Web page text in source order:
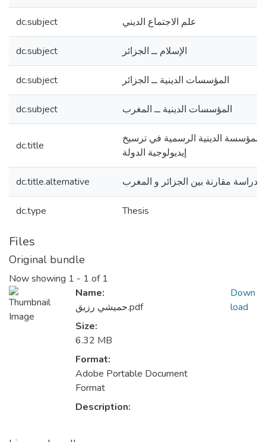
dc.subject علم الاجتماع الديني
dc.subject الإسلام ــ الجزائر
dc.subject المؤسسات الدينية ــ الجزائر
dc.subject المؤسسات الدينية ــ المغرب
dc.title
المؤسسة الدينية الرسمية في ترسيخ
إيديولوجية الدولة
dc.title.alternative دراسة مقارنة بين الجزائر و المغرب
dc.type Thesis
Files
Original bundle
Now showing 1 - 1 of 1
Name:
حميشي رزيق.pdf
Size:
6.32 MB
Format:
Adobe Portable Document
Format
Description:
Down
load